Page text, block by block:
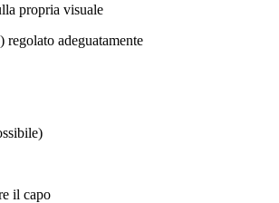
propria visuale
regolato adeguatamente
il capo